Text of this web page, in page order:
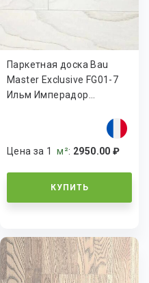
Паркетная доска Bau
Master Exclusive FG01-7
Ильм Имперадор...
Цена за 1м²: 2950.00 ₽
КУПИТЬ